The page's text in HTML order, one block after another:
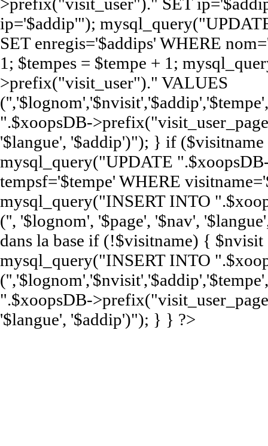
ip='$addip'");
SET enregis='$addips' WHERE
1; $tempes = $tempe + 1;
>prefix("visit_user")." VALUES
".$xoopsDB-
'$langue', '$addip')"); } if
mysql_query("UPDATE
tempsf='$tempe' WHERE
mysql_query("INSERT INTO
('', '$lognom', '$page', '$nav',
dans la base if (!$visitname) { $nvisit
mysql_query("INSERT INTO
".$xoopsDB-
'$langue', '$addip')"); } } ?>